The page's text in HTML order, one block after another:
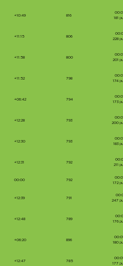
+10:49 816
181
+11:15 806
228
+11:58 800
201
+11:52 798
174
+06:42 794
173
+12:28 793
200
+12:30 793
183
+12:31 792
211
00:00 792
172
+12:39 791
247
+12:48 789
176
+06:20 896
180
+12:47 785
177